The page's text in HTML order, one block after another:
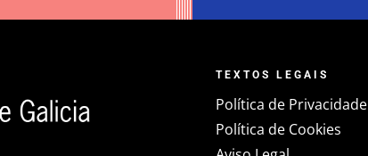
TEXTOS LEGAIS
Política de Privacidade
Política de Cookies